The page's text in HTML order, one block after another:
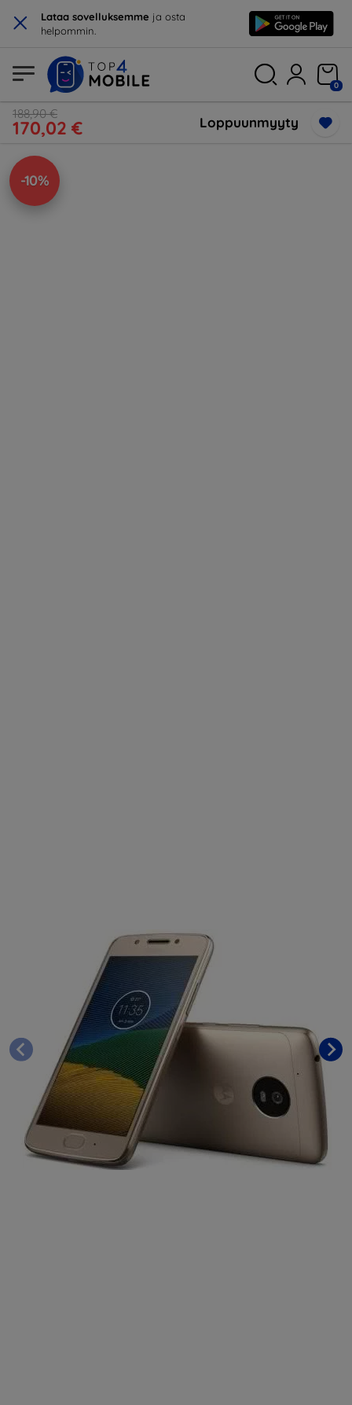
× Lataa sovelluksemme ja osta
helpommin.
0
188,90 €
170,02 € Loppuunmyyty
-10%